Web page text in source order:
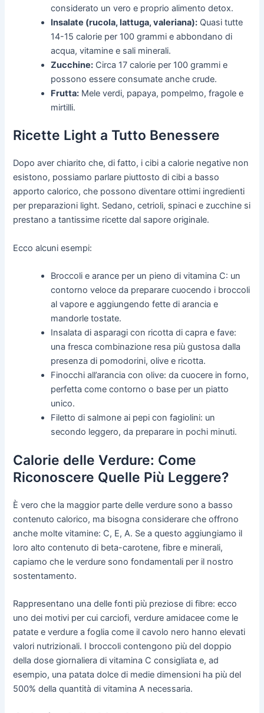
considerato un vero e proprio alimento detox.
Insalate (rucola, lattuga, valeriana): Quasi tutte
14-15 calorie per 100 grammi e abbondano di
acqua, vitamine e sali minerali.
Zucchine: Circa 17 calorie per 100 grammi e
possono essere consumate anche crude.
Frutta: Mele verdi, papaya, pompelmo, fragole e
mirtilli.
Ricette Light a Tutto Benessere
Dopo aver chiarito che, di fatto, i cibi a calorie negative non
esistono, possiamo parlare piuttosto di cibi a basso
apporto calorico, che possono diventare ottimi ingredienti
per preparazioni light. Sedano, cetrioli, spinaci e zucchine si
prestano a tantissime ricette dal sapore originale.
Ecco alcuni esempi:
Broccoli e arance per un pieno di vitamina C: un
contorno veloce da preparare cuocendo i broccoli
al vapore e aggiungendo fette di arancia e
mandorle tostate.
Insalata di asparagi con ricotta di capra e fave:
una fresca combinazione resa più gustosa dalla
presenza di pomodorini, olive e ricotta.
Finocchi all’arancia con olive: da cuocere in forno,
perfetta come contorno o base per un piatto
unico.
Filetto di salmone ai pepi con fagiolini: un
secondo leggero, da preparare in pochi minuti.
Calorie delle Verdure: Come
Riconoscere Quelle Più Leggere?
È vero che la maggior parte delle verdure sono a basso
contenuto calorico, ma bisogna considerare che offrono
anche molte vitamine: C, E, A. Se a questo aggiungiamo il
loro alto contenuto di beta-carotene, fibre e minerali,
capiamo che le verdure sono fondamentali per il nostro
sostentamento.
Rappresentano una delle fonti più preziose di fibre: ecco
uno dei motivi per cui carciofi, verdure amidacee come le
patate e verdure a foglia come il cavolo nero hanno elevati
valori nutrizionali. I broccoli contengono più del doppio
della dose giornaliera di vitamina C consigliata e, ad
esempio, una patata dolce di medie dimensioni ha più del
500% della quantità di vitamina A necessaria.